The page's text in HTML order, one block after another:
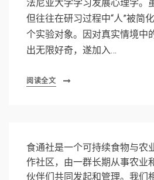
法尼亚大学学习发展心理学。
但往往在研习过程中“人”被简
个实验对象。因对真实情境中
出无限好奇，遂加入…
阅读全文
食通社是一个可持续食物与农
作社区，由一群长期从事农业
伙伴们共同发起和管理。我们